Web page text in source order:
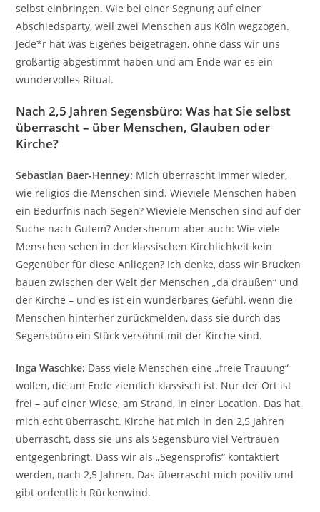
selbst einbringen. Wie bei einer Segnung auf einer
Abschiedsparty, weil zwei Menschen aus Köln wegzogen.
Jede*r hat was Eigenes beigetragen, ohne dass wir uns
großartig abgestimmt haben und am Ende war es ein
wundervolles Ritual.
Nach 2,5 Jahren Segensbüro: Was hat Sie selbst
überrascht – über Menschen, Glauben oder
Kirche?
Sebastian Baer-Henney: Mich überrascht immer wieder,
wie religiös die Menschen sind. Wieviele Menschen haben
ein Bedürfnis nach Segen? Wieviele Menschen sind auf der
Suche nach Gutem? Andersherum aber auch: Wie viele
Menschen sehen in der klassischen Kirchlichkeit kein
Gegenüber für diese Anliegen? Ich denke, dass wir Brücken
bauen zwischen der Welt der Menschen „da draußen“ und
der Kirche – und es ist ein wunderbares Gefühl, wenn die
Menschen hinterher zurückmelden, dass sie durch das
Segensbüro ein Stück versöhnt mit der Kirche sind.
Inga Waschke: Dass viele Menschen eine „freie Trauung“
wollen, die am Ende ziemlich klassisch ist. Nur der Ort ist
frei – auf einer Wiese, am Strand, in einer Location. Das hat
mich echt überrascht. Kirche hat mich in den 2,5 Jahren
überrascht, dass sie uns als Segensbüro viel Vertrauen
entgegenbringt. Dass wir als „Segensprofis“ kontaktiert
werden, nach 2,5 Jahren. Das überrascht mich positiv und
gibt ordentlich Rückenwind.